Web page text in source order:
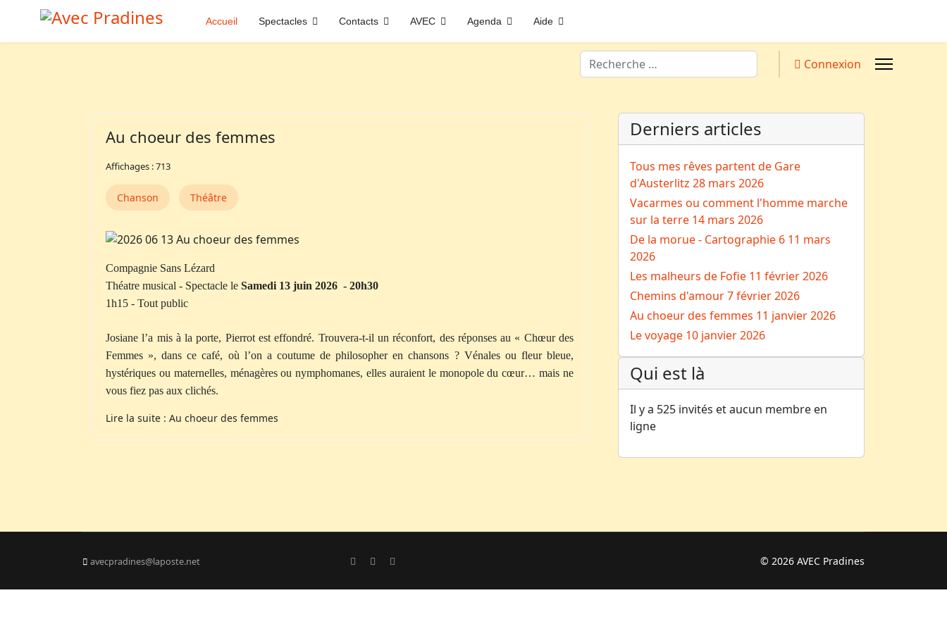
Accueil Spectacles Contacts AVEC Agenda Aide
Valider Connexion
Au choeur des femmes
Affichages : 713
Chanson Théâtre
Compagnie Sans Lézard
Théatre musical - Spectacle le Samedi 13 juin 2026 - 20h30
1h15 - Tout public
Josiane l’a mis à la porte, Pierrot est effondré. Trouvera-t-il un réconfort, des réponses au « Chœur des
Femmes », dans ce café, où l’on a coutume de philosopher en chansons ? Vénales ou fleur bleue,
hystériques ou maternelles, ménagères ou nymphomanes, elles auraient le monopole du cœur… mais ne
vous fiez pas aux clichés.
Lire la suite : Au choeur des femmes
Derniers articles
Tous mes rêves partent de Gare
d'Austerlitz 28 mars 2026
Vacarmes ou comment l'homme marche
sur la terre 14 mars 2026
De la morue - Cartographie 6 11 mars
2026
Les malheurs de Fofie 11 février 2026
Chemins d'amour7 février 2026
Au choeur des femmes 11 janvier 2026
Le voyage 10 janvier 2026
Qui est là
Il y a 525 invités et aucun membre en
ligne
avecpradines@laposte.net © 2026 AVEC Pradines